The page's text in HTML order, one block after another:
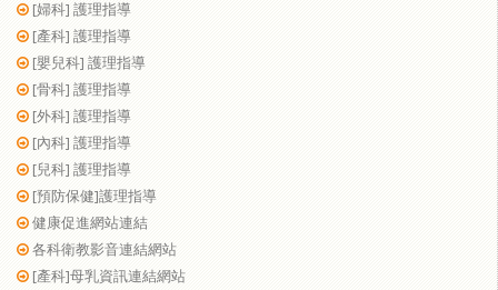
[婦科] 護理指導
[產科] 護理指導
[嬰兒科] 護理指導
[骨科] 護理指導
[外科] 護理指導
[內科] 護理指導
[兒科] 護理指導
[預防保健]護理指導
健康促進網站連結
各科衛教影音連結網站
[產科]母乳資訊連結網站